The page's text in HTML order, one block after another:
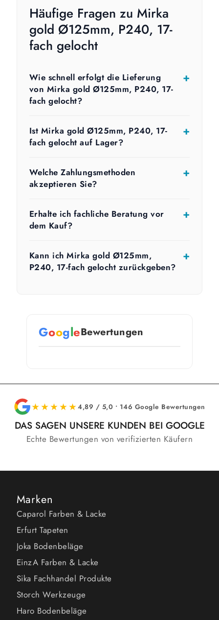
Häufige Fragen zu Mirka
gold Ø125mm, P240, 17-
fach gelocht
Wie schnell erfolgt die Lieferung
von Mirka gold Ø125mm, P240, 17-
fach gelocht?
Ist Mirka gold Ø125mm, P240, 17-
fach gelocht auf Lager?
Welche Zahlungsmethoden
akzeptieren Sie?
Erhalte ich fachliche Beratung vor
dem Kauf?
Kann ich Mirka gold Ø125mm,
P240, 17-fach gelocht zurückgeben?
GoogleBewertungen
★★★★★4,89 / 5,0 • 146 Google Bewertungen
DAS SAGEN UNSERE KUNDEN BEI GOOGLE
Echte Bewertungen von verifizierten Käufern
Marken
Caparol Farben & Lacke
Erfurt Tapeten
Joka Bodenbeläge
EinzA Farben & Lacke
Sika Fachhandel Produkte
Storch Werkzeuge
Haro Bodenbeläge